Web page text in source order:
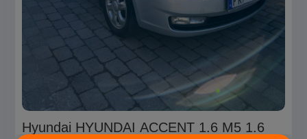
Hyundai HYUNDAI ACCENT 1.6 M5 1.6